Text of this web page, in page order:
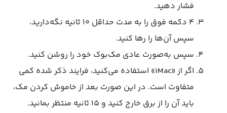
فشار دهید.
۴ دکمه فوق را به مدت حداقل ۱۰ ثانیه نگه‌دارید،
سپس آن‌ها را رها کنید.
سپس به‌صورت عادی مک‌بوک خود را روشن کنید.
اگر از «iMac» استفاده می‌کنید، فرایند ذکر شده کمی
متفاوت است. در این صورت بعد از خاموش کردن مک،
باید آن را از برق خارج کنید و ۱۵ ثانیه منتظر بمانید‌.